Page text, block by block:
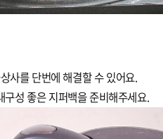
사를 단번에 해결할 수 있어요.
구성 좋은 지퍼백을 준비해주세요.